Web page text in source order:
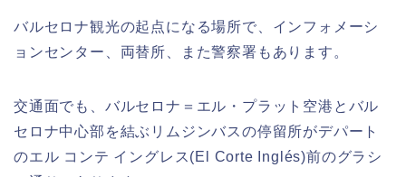
バルセロナ観光の起点になる場所で、インフォメーシ
ョンセンター、両替所、また警察署もあります。
交通面でも、バルセロナ＝エル・プラット空港とバル
セロナ中心部を結ぶリムジンバスの停留所がデパート
のエル コンテ イングレス(El Corte Inglés)前のグラシ